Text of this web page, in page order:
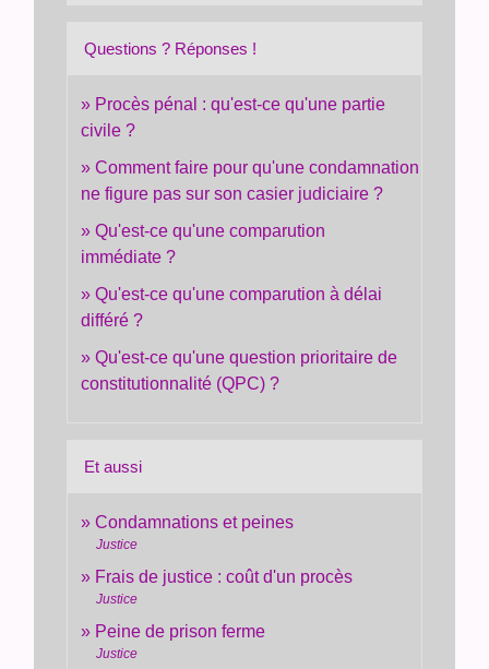
Questions ? Réponses !
Procès pénal : qu'est-ce qu'une partie
civile ?
Comment faire pour qu'une condamnation
ne figure pas sur son casier judiciaire ?
Qu'est-ce qu'une comparution
immédiate ?
Qu'est-ce qu'une comparution à délai
différé ?
Qu'est-ce qu'une question prioritaire de
constitutionnalité (QPC) ?
Et aussi
Condamnations et peines
Justice
Frais de justice : coût d'un procès
Justice
Peine de prison ferme
Justice